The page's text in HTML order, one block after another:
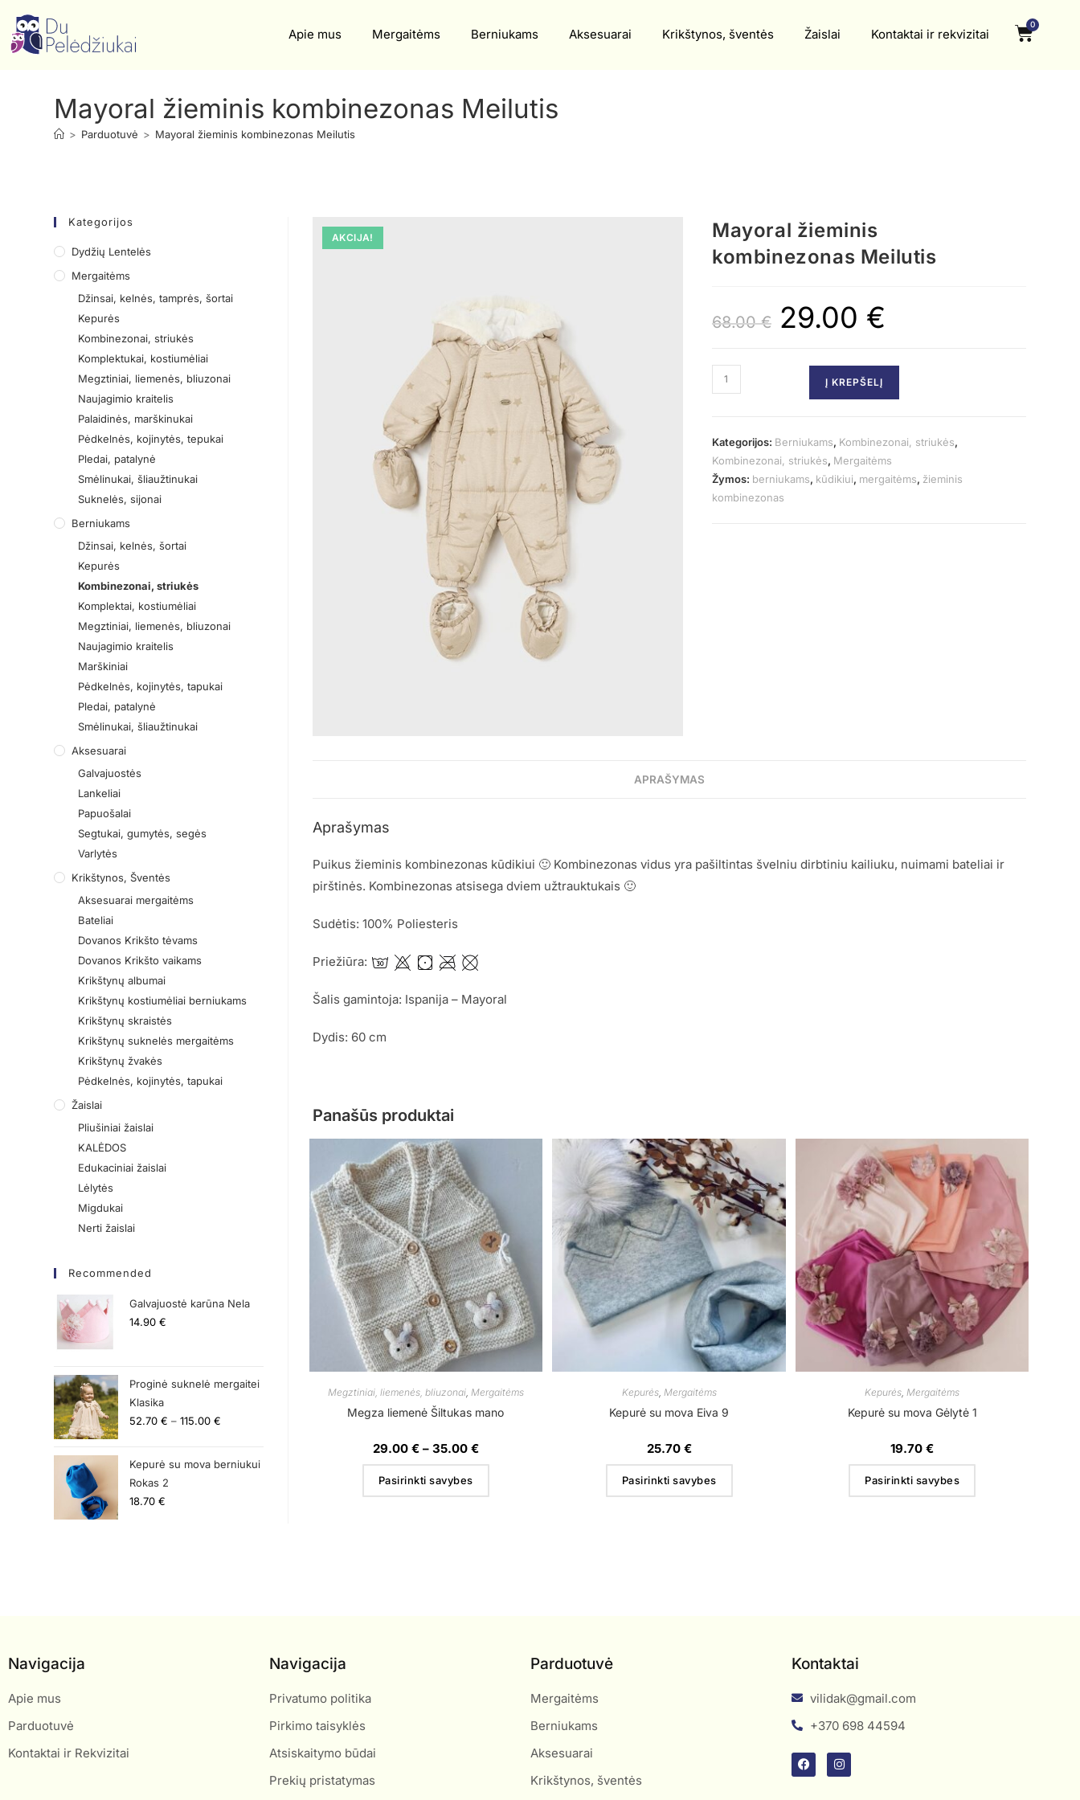
Apie mus Mergaitėms Berniukams Aksesuarai Krikštynos, šventės Žaislai Kontaktai ir rekvizitai
0
Mayoral žieminis kombinezonas Meilutis
> Parduotuvė > Mayoral žieminis kombinezonas Meilutis
AKCIJA!
Mayoral žieminis
kombinezonas Meilutis
68.00€ 29.00 €
Į KREPŠELĮ
Kategorijos: Berniukams, Kombinezonai, striukės,
Kombinezonai, striukės, Mergaitėms
Žymos: berniukams, kūdikiui, mergaitėms, žieminis
kombinezonas
APRAŠYMAS
Aprašymas
Puikus žieminis kombinezonas kūdikiui 🙂 Kombinezonas vidus yra pašiltintas švelniu dirbtiniu kailiuku, nuimami bateliai ir
pirštinės. Kombinezonas atsisega dviem užtrauktukais 🙂
Sudėtis: 100% Poliesteris
Priežiūra:
Šalis gamintoja: Ispanija – Mayoral
Dydis: 60 cm
Panašūs produktai
Megztiniai, liemenės, bliuzonai, Mergaitėms
Megza liemenė Šiltukas mano
29.00 € – 35.00 €
Pasirinkti savybes
Kepurės, Mergaitėms
Kepurė su mova Eiva 9
25.70 €
Pasirinkti savybes
Kepurės,Mergaitėms
Kepurė su mova Gėlytė 1
19.70€
Pasirinkti savybes
Kategorijos
Dydžių Lentelės
Mergaitėms
Džinsai, kelnės, tamprės, šortai
Kepurės
Kombinezonai, striukės
Komplektukai, kostiumėliai
Megztiniai, liemenės, bliuzonai
Naujagimio kraitelis
Palaidinės, marškinukai
Pėdkelnės, kojinytės, tepukai
Pledai, patalynė
Smėlinukai, šliaužtinukai
Suknelės, sijonai
Berniukams
Džinsai, kelnės, šortai
Kepurės
Kombinezonai, striukės
Komplektai, kostiumėliai
Megztiniai, liemenės, bliuzonai
Naujagimio kraitelis
Marškiniai
Pėdkelnės, kojinytės, tapukai
Pledai, patalynė
Smėlinukai, šliaužtinukai
Aksesuarai
Galvajuostės
Lankeliai
Papuošalai
Segtukai, gumytės, segės
Varlytės
Krikštynos, Šventės
Aksesuarai mergaitėms
Bateliai
Dovanos Krikšto tėvams
Dovanos Krikšto vaikams
Krikštynų albumai
Krikštynų kostiumėliai berniukams
Krikštynų skraistės
Krikštynų suknelės mergaitėms
Krikštynų žvakės
Pėdkelnės, kojinytės, tapukai
Žaislai
Pliušiniai žaislai
KALĖDOS
Edukaciniai žaislai
Lėlytės
Migdukai
Nerti žaislai
Recommended
Galvajuostė karūna Nela
14.90€
Proginė suknelė mergaitei
Klasika
52.70€ – 115.00€
Kepurė su mova berniukui
Rokas 2
18.70€
Navigacija
Apie mus
Parduotuvė
Kontaktai ir Rekvizitai
Navigacija
Privatumo politika
Pirkimo taisyklės
Atsiskaitymo būdai
Prekių pristatymas
Parduotuvė
Mergaitėms
Berniukams
Aksesuarai
Krikštynos, šventės
Kontaktai
vilidak@gmail.com
+370 698 44594